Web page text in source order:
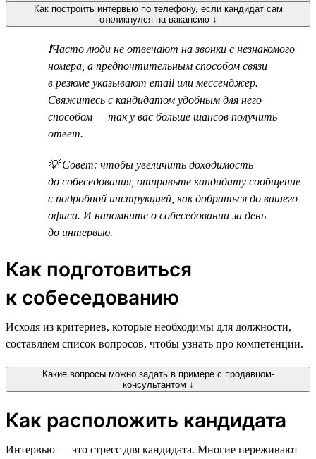
Как построить интервью по телефону, если кандидат сам
откликнулся на вакансию ↓
❗Часто люди не отвечают на звонки с незнакомого
номера, а предпочтительным способом связи
в резюме указывают email или мессенджер.
Свяжитесь с кандидатом удобным для него
способом — так у вас больше шансов получить
ответ.
💡 Совет: чтобы увеличить доходимость
до собеседования, отправьте кандидату сообщение
с подробной инструкцией, как добраться до вашего
офиса. И напомните о собеседовании за день
до интервью.
Как подготовиться
к собеседованию
Исходя из критериев, которые необходимы для должности,
составляем список вопросов, чтобы узнать про компетенции.
Какие вопросы можно задать в примере с продавцом-
консультантом ↓
Как расположить кандидата
Интервью — это стресс для кандидата. Многие переживают